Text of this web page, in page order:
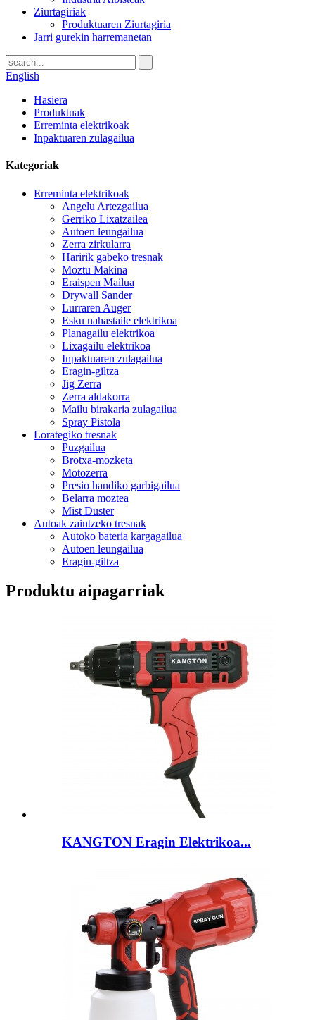
Ziurtagiriak
Produktuaren Ziurtagiria
Jarri gurekin harremanetan
English
Hasiera
Produktuak
Erreminta elektrikoak
Inpaktuaren zulagailua
Kategoriak
Erreminta elektrikoak
Angelu Artezgailua
Gerriko Lixatzailea
Autoen leungailua
Zerra zirkularra
Haririk gabeko tresnak
Moztu Makina
Eraispen Mailua
Drywall Sander
Lurraren Auger
Esku nahastaile elektrikoa
Planagailu elektrikoa
Lixagailu elektrikoa
Inpaktuaren zulagailua
Eragin-giltza
Jig Zerra
Zerra aldakorra
Mailu birakaria zulagailua
Spray Pistola
Lorategiko tresnak
Puzgailua
Brotxa-mozketa
Motozerra
Presio handiko garbigailua
Belarra moztea
Mist Duster
Autoak zaintzeko tresnak
Autoko bateria kargagailua
Autoen leungailua
Eragin-giltza
Produktu aipagarriak
KANGTON Eragin Elektrikoa...